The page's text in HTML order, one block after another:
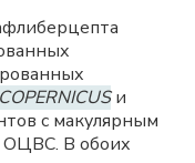
COPERNICUSи
с макулярным
ОЦВС. В обоих